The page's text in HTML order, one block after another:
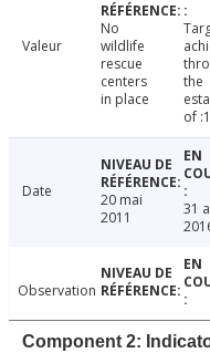
Valeur
No
wildlife
rescue
centers
in place
the
of
Date
20 mai
2011
31
Observation
Component 2: